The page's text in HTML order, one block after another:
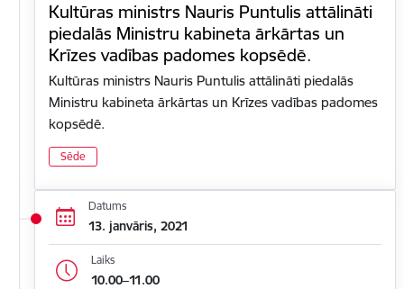
Kultūras ministrs Nauris Puntulis attālināti
piedalās Ministru kabineta ārkārtas un
Krīzes vadības padomes kopsēdē.
Kultūras ministrs Nauris Puntulis attālināti piedalās
Ministru kabineta ārkārtas un Krīzes vadības padomes
kopsēdē.
Sēde
Datums
13. janvāris, 2021
Laiks
10.00–11.00